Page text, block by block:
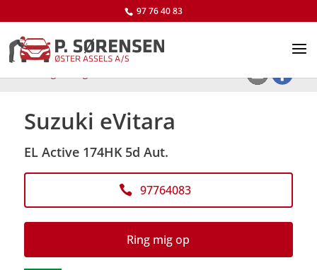
97 76 40 83
Suzuki eVitara
EL Active 174HK 5d Aut.
97764083
Ring mig op